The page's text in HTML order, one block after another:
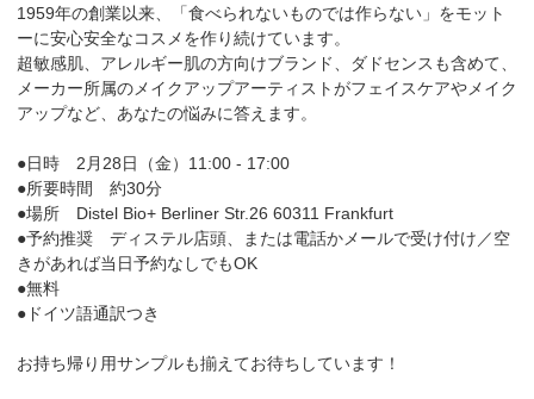
1959年の創業以来、「食べられないものでは作らない」をモット
ーに安心安全なコスメを作り続けています。
超敏感肌、アレルギー肌の方向けブランド、ダドセンスも含めて、
メーカー所属のメイクアップアーティストがフェイスケアやメイク
アップなど、あなたの悩みに答えます。
●日時 2月28日（金）11:00 - 17:00
●所要時間 約30分
●場所 Distel Bio+ Berliner Str.26 60311 Frankfurt
●予約推奨 ディステル店頭、または電話かメールで受け付け／空
きがあれば当日予約なしでもOK
●無料
●ドイツ語通訳つき
お持ち帰り用サンプルも揃えてお待ちしています！